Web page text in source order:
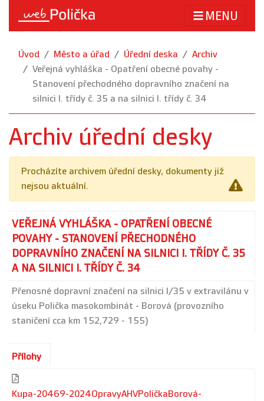
MENU
Úvod Město a úřad Úřední deska
Archiv
Veřejná vyhláška - Opatření obecné povahy -
Stanovení přechodného dopravního značení na
silnici I. třídy č. 35 a na silnici I. třídy č. 34
Archiv úřední desky
Procházíte archivem úřední desky, dokumenty již
nejsou aktuální.
VEŘEJNÁ VYHLÁŠKA - OPATŘENÍ OBECNÉ
POVAHY - STANOVENÍ PŘECHODNÉHO
DOPRAVNÍHO ZNAČENÍ NA SILNICI I. TŘÍDY Č. 35
A NA SILNICI I. TŘÍDY Č. 34
Přenosné dopravní značení na silnici I/35 v extravilánu v
úseku Polička masokombinát - Borová (provozního
staničení cca km 152,729 - 155)
Přílohy
Kupa-20469-2024OpravyAHVPoličkaBorová-